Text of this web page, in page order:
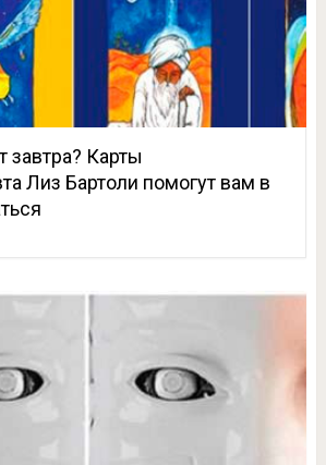
завтра? Карты
Лиз Бартоли помогут вам в